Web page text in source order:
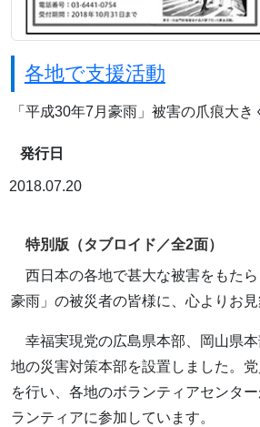
各地で支援活動
「平成30年7月豪雨」被害の爪痕大き
発行日
2018.07.20
特別版（タブロイド／全2面）
西日本の各地で甚大な被害をもたら
豪雨」の被災者の皆様に、心よりお見
幸福実現党の広島県本部、岡山県
地の災害対策本部を設置しました。
を行い、各地のボランティアセンタ
ランティアに参加しています。